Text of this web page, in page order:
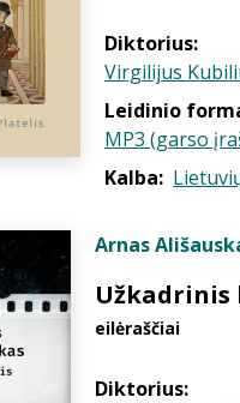
Diktorius:
Virgilijus
Leidinio
MP3 (garso
Kalba:
Arnas
Užkadrinis
eilėraščiai
Diktorius: